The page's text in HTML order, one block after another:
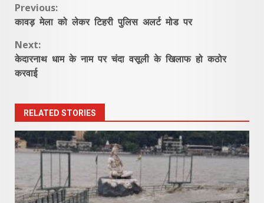
Continue
Reading
Previous:
कावड़ मेला को लेकर टिहरी पुलिस अलर्ट मोड पर
Next:
केदारनाथ धाम के नाम पर चंदा वसूली के खिलाफ हो कठोर
करवाई
RELATED STORIES